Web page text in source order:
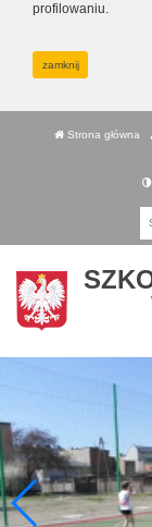
profilowaniu.
zamknij
Strona główna